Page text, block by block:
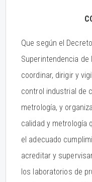
Que según el
Superintendencia de
coordinar, dirigir y
control industrial de
metrología, y
calidad y metrología
el adecuado
acreditar y
los laboratorios de